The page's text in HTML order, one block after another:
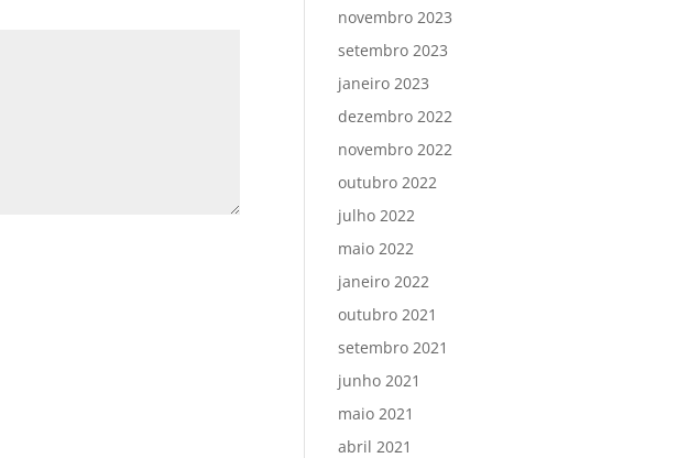
novembro 2023
setembro 2023
janeiro 2023
dezembro 2022
novembro 2022
outubro 2022
julho 2022
maio 2022
janeiro 2022
outubro 2021
setembro 2021
junho 2021
maio 2021
abril 2021